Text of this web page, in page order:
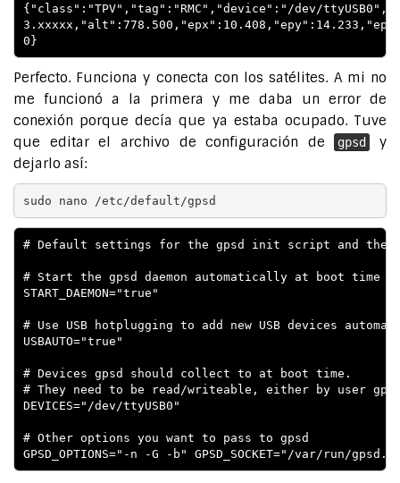
{"class":"TPV","tag":"RMC","device":"/dev/
Perfecto. Funciona y conecta con los satélites. A mi no
me funcionó a la primera y me daba un error de
conexión porque decía que ya estaba ocupado. Tuve
que editar el archivo de configuración de
gpsd
y
dejarlo así:
sudo nano /etc/default/gpsd
# Default settings for the gpsd init script and the
# Start the gpsd daemon automatically at boot time
START_DAEMON="true"
# Use USB hotplugging to add new USB devices
USBAUTO="true"
# Devices gpsd should collect to at boot time.
# They need to be read/writeable, either by user
DEVICES="/dev/ttyUSB0"
# Other options you want to pass to gpsd